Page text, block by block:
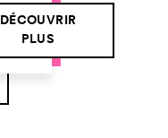
DÉCOUVRIR
PLUS